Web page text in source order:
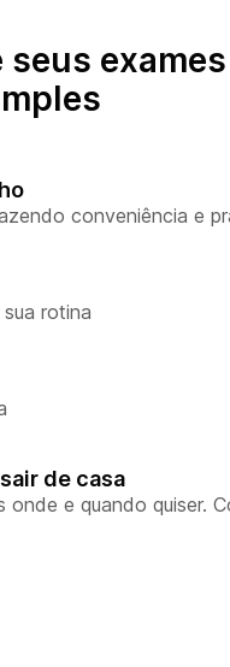
exames
conveniência e
rotina
de casa
e quando quiser.